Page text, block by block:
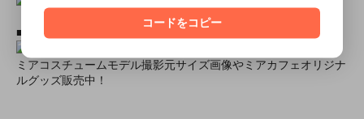
■ミアコスモデル＆カフェオリジナルグッズショップ■
ミアコスチュームモデル撮影元サイズ画像やミアカフェオリジナ
ルグッズ販売中！
コードをコピー